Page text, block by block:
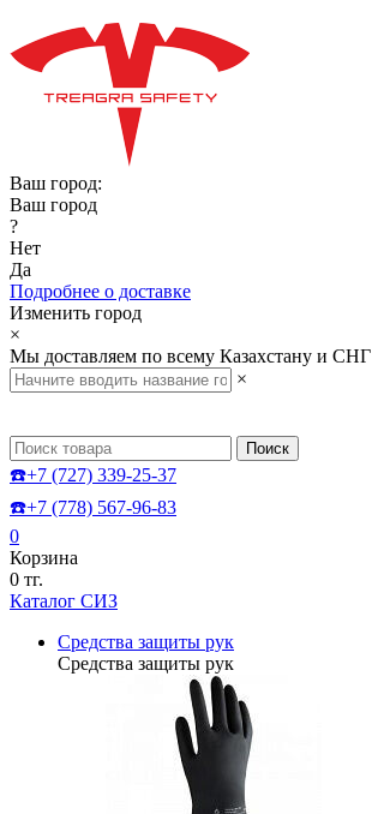
Ваш город:
Ваш город
?
Нет
Да
Подробнее о доставке
Изменить город
×
Мы доставляем по всему Казахстану и СНГ
×
Поиск
☎️+7 (727) 339-25-37
☎️+7 (778) 567-96-83
0
Корзина
0 тг.
Каталог СИЗ
Средства защиты рук
Средства защиты рук